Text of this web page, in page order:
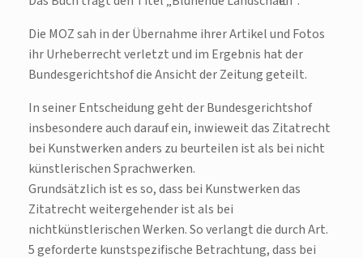
Die MOZ sah in der Übernahme ihrer Artikel und Fotos
ihr Urheberrecht verletzt und im Ergebnis hat der
Bundesgerichtshof die Ansicht der Zeitung geteilt.
In seiner Entscheidung geht der Bundesgerichtshof
insbesondere auch darauf ein, inwieweit das Zitatrecht
bei Kunstwerken anders zu beurteilen ist als bei nicht
künstlerischen Sprachwerken.
Grundsätzlich ist es so, dass bei Kunstwerken das
Zitatrecht weitergehender ist als bei
nichtkünstlerischen Werken. So verlangt die durch Art.
5 geforderte kunstspezifische Betrachtung, dass bei